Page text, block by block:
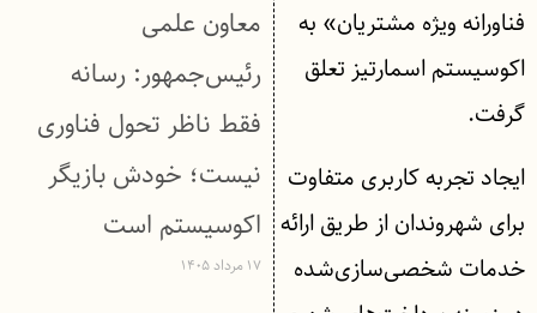
فناورانه ویژه مشتریان» به
اکوسیستم اسمارتیز تعلق
گرفت.
اﯾﺠﺎد ﺗﺠﺮﺑﻪ کارﺑﺮی ﻣﺘﻔﺎوت
ﺑﺮای ﺷﻬﺮوﻧﺪان از طریق ارائه
خدمات شخصی‌سازی‌شده
معاون علمی
رئیس‌جمهور: رسانه
فقط ناظر تحول فناوری
نیست؛ خودش بازیگر
اکوسیستم است
۱۷ مرداد ۱۴۰۵